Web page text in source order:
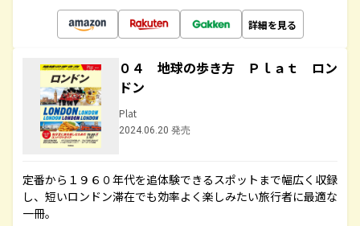
詳細を見る
０４ 地球の歩き方 Ｐｌａｔ ロン
ドン
Plat
2024.06.20 発売
定番から１９６０年代を追体験できるスポットまで幅広く収録
し、短いロンドン滞在でも効率よく楽しみたい旅行者に最適な
一冊。